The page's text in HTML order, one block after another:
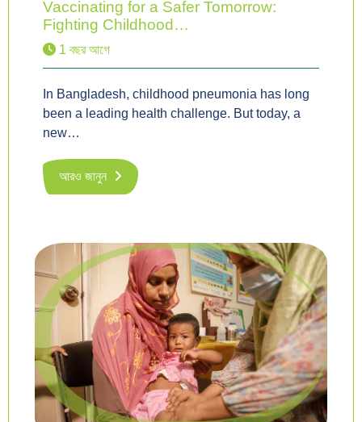
Vaccinating for a Safer Tomorrow:
Fighting Childhood…
1 বছর আগে
In Bangladesh, childhood pneumonia has long
been a leading health challenge. But today, a
new…
আরও জানুন